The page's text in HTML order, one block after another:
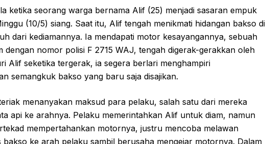
ketika seorang warga bernama Alif (25) menjadi sasaran empuk
(10/5) siang. Saat itu, Alif tengah menikmati hidangan bakso di
dari kediamannya. Ia mendapati motor kesayangannya, sebuah
dengan nomor polisi F 2715 WAJ, tengah digerak-gerakkan oleh
Alif seketika tergerak, ia segera berlari menghampiri
semangkuk bakso yang baru saja disajikan.
menanyakan maksud para pelaku, salah satu dari mereka
api ke arahnya. Pelaku memerintahkan Alif untuk diam, namun
mempertahankan motornya, justru mencoba melawan
bakso ke arah pelaku sambil berusaha mengejar motornya. Dalam